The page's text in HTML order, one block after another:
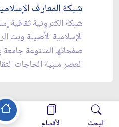
شبكة المعارف
شبكة الكترونية ثقافية
الإسلامية الأصيلة وبث
صفحاتها المتنوعة
العصر ملبية الحاجات
البحث الأقسام